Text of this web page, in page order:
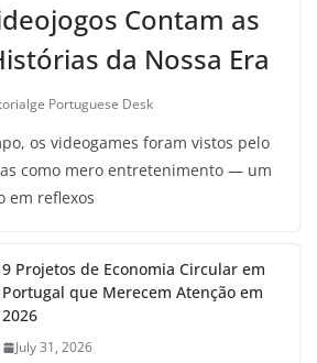
Contam as
da Nossa Era
Portuguese Desk
os videogames foram vistos pelo
como mero entretenimento — um
em reflexos
9 Projetos de Economia Circular em
Portugal que Merecem Atenção em
2026
July 31, 2026